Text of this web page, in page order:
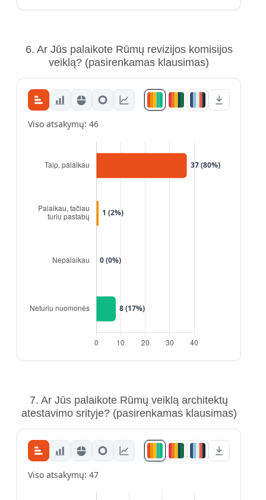
6. Ar Jūs palaikote Rūmų revizijos komisijos
veiklą? (pasirenkamas klausimas)
Viso atsakymų: 46
7. Ar Jūs palaikote Rūmų veiklą architektų
atestavimo srityje? (pasirenkamas klausimas)
Viso atsakymų: 47